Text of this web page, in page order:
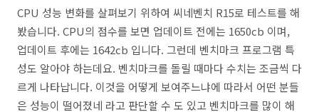
CPU 성능 변화를 살펴보기 위하여 씨네벤치 R15로 테스트를 해
봤습니다. CPU의 점수를 보면 업데이트 전에는 1650cb 이며,
업데이트 후에는 1642cb 입니다. 그런데 벤치마크 프로그램 특
성도 알아야 하는데요. 벤치마크를 돌릴 때마다 수치는 조금씩 다
르게 나타납니다. 이것을 어떻게 보여주느냐에 따라서 어떤 분들
은 성능이 떨어졌네 라고 판단할 수 도 있고 벤치마크를 많이 해